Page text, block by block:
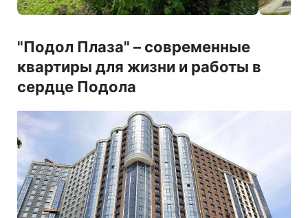
"Подол Плаза" – современные
квартиры для жизни и работы в
сердце Подола